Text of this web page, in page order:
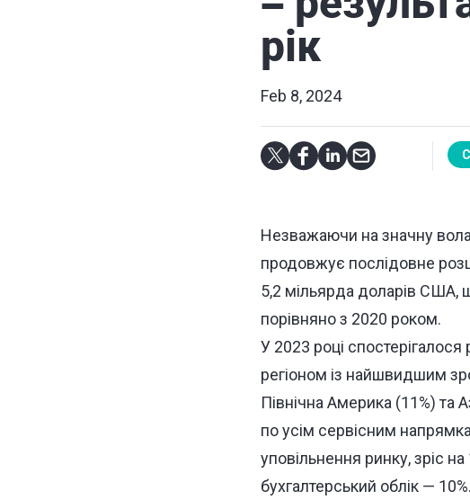
рік
Feb 8, 2024
Незважаючи на значну
продовжує послідовне
5,2 мільярда доларів США,
порівняно з 2020 роком.
У 2023 році
регіоном із найшвидшим
Північна Америка (11%) та
по усім сервісним
уповільнення ринку, зріс
бухгалтерський облік —